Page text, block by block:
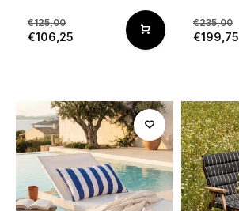
€125,00
€106,25
€235,00
€199,75